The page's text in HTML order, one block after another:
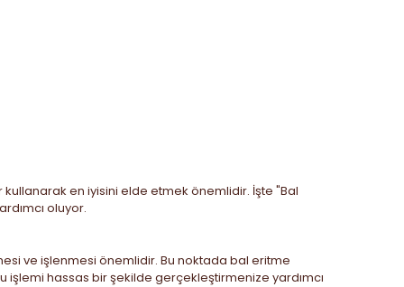
kullanarak en iyisini elde etmek önemlidir. İşte "Bal
oluyor.
ve işlenmesi önemlidir. Bu noktada bal eritme
işlemi hassas bir şekilde gerçekleştirmenize yardımcı